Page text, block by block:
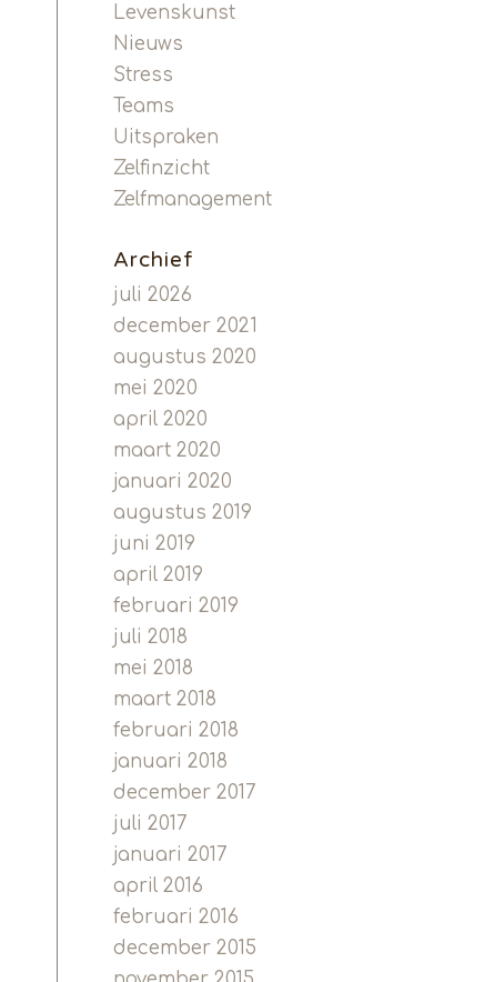
Levenskunst
Nieuws
Stress
Teams
Uitspraken
Zelfinzicht
Zelfmanagement
Archief
juli 2026
december 2021
augustus 2020
mei 2020
april 2020
maart 2020
januari 2020
augustus 2019
juni 2019
april 2019
februari 2019
juli 2018
mei 2018
maart 2018
februari 2018
januari 2018
december 2017
juli 2017
januari 2017
april 2016
februari 2016
december 2015